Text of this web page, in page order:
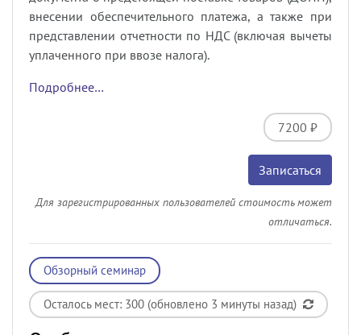
внесении обеспечительного платежа, а также при
представлении отчетности по НДС (включая вычеты
уплаченного при ввозе налога).
Подробнее…
7200 ₽
Записаться
Для зарегистрированных пользователей стоимость может
отличаться.
Обзорный семинар
Осталось мест: 300 (обновлено 3 минуты назад)